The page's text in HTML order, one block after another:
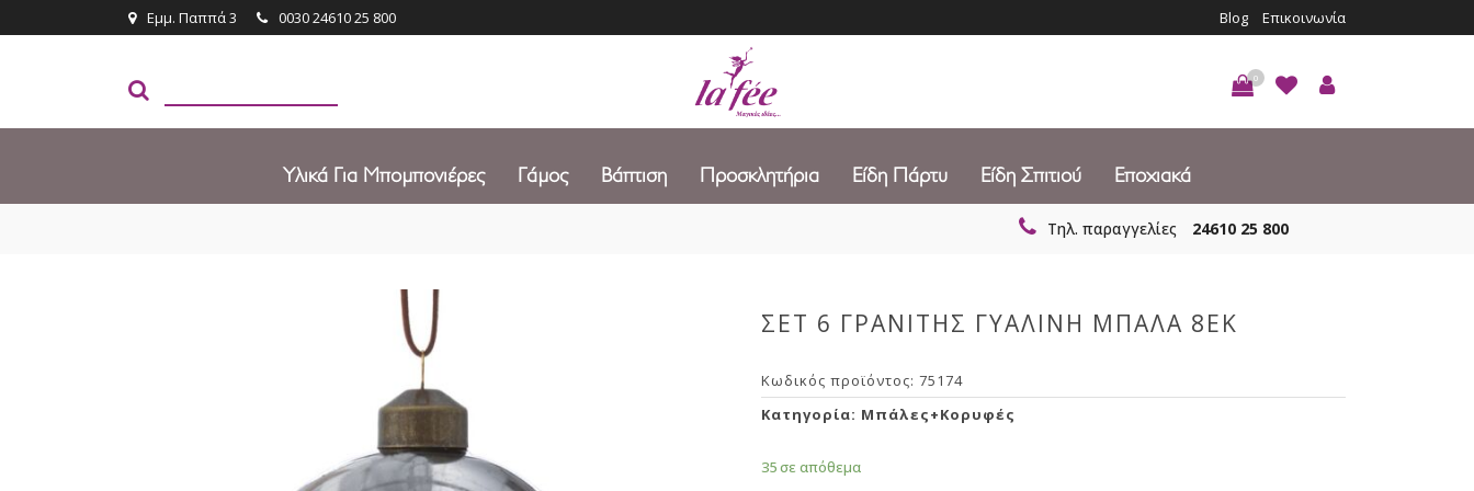
Εμμ. Παππά 3 0030 24610 25 800 Blog Επικοινωνία
0
Υλικά Για Μπομπονιέρες Γάμος Βάπτιση Προσκλητήρια Είδη Πάρτυ Είδη Σπιτιού Εποχιακά
Τηλ. παραγγελίες 24610 25 800
ΣΕΤ 6 ΓΡΑΝΙΤΗΣ ΓΥΑΛΙΝΗ ΜΠΑΛΑ 8ΕΚ
Κωδικός προϊόντος:75174
Κατηγορία: Μπάλες+Κορυφές
35 σε απόθεμα